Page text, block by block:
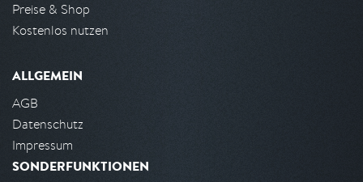
Preise & Shop
Kostenlos nutzen
ALLGEMEIN
AGB
Datenschutz
Impressum
SONDERFUNKTIONEN